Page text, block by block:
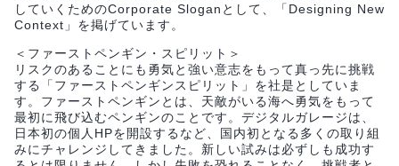
していくためのCorporate Sloganとして、「Designing New
Context」を掲げています。
＜ファーストペンギン・スピリット＞
リスクのあることにも勇気と強い意志をもって真っ先に挑戦
する「ファーストペンギンスピリット」を社是としていま
す。ファーストペンギンとは、天敵がいる海へ勇気をもって
最初に飛び込むペンギンのことです。デジタルガレージは、
日本初の個人HPを開設するなど、国内初となる多くの取り組
みにチャレンジしてきました。新しい試みは必ずしも成功す